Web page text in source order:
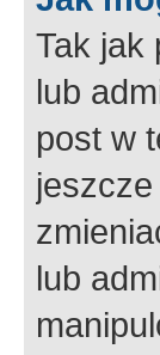
Tak jak
lub
post w
lub